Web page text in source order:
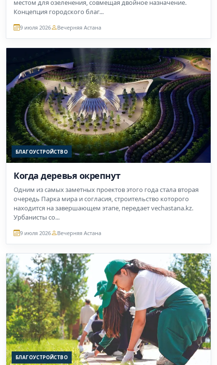
местом для озеленения, совмещая двойное назначение.
Концепция городского благ...
9 июля 2026 Вечерняя Астана
БЛАГОУСТРОЙСТВО
Когда деревья окрепнут
Одним из самых заметных проектов этого года стала вторая
очередь Парка мира и согласия, строительство которого
находится на завершающем этапе, передает vechastana.kz.
Урбанисты со...
9 июля 2026 Вечерняя Астана
БЛАГОУСТРОЙСТВО